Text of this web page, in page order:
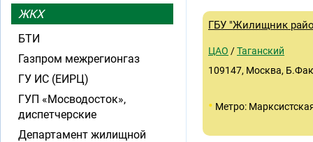
ГБУ "Жилищник
ЦАО /Таганский
109147, Москва,
• Метро:
ЖКХ
БТИ
Газпром межрегионгаз
ГУ ИС (ЕИРЦ)
ГУП «Мосводосток»,
диспетчерские
Департамент жилищной